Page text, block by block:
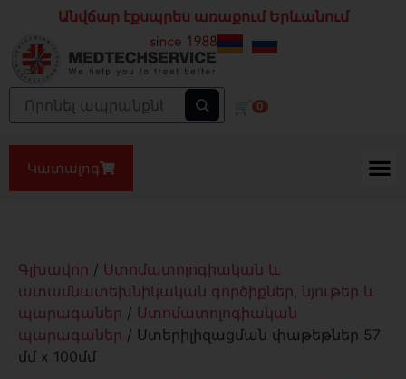
Անվճար էքսպրես առաքում Երևանում
🛒 0
Կատալոգ
Գլխավոր / Ստոմատոլոգիական և
ատամնատեխնիկական գործիքներ, նյութեր և
պարագաներ / Ստոմատոլոգիական
պարագաներ / Ստերիլիզացման փաթեթներ 57
մմ x 100մմ